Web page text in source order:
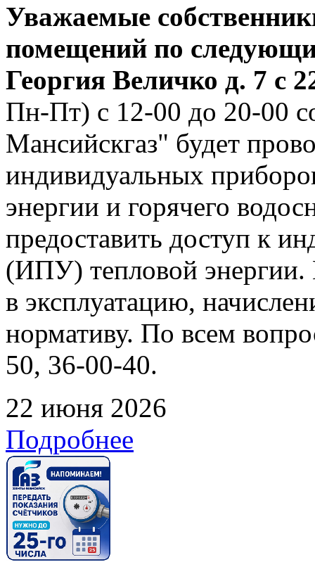
Уважаемые
помещений по
Георгия Величко д. 7 с
Пн-Пт) с 12-00 до 20-00
Мансийскгаз" будет
индивидуальных
энергии и горячего
предоставить доступ к
(ИПУ) тепловой энергии.
в эксплуатацию,
нормативу. По всем
50, 36-00-40.
22 июня 2026
Подробнее